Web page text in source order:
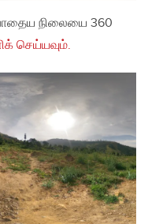
நிலையை 360
செய்யவும்.